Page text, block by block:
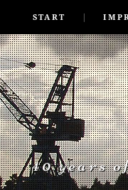
START
40 years